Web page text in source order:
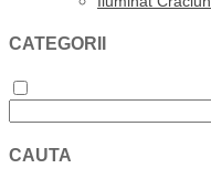
CATEGORII
CAUTA